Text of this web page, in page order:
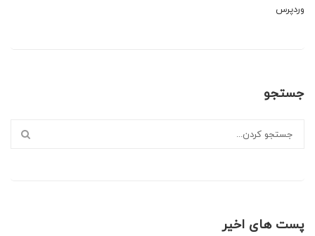
وردپرس
جستجو
پست های اخیر